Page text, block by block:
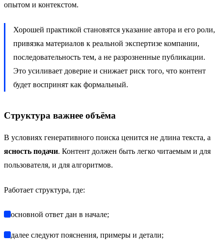
опытом и контекстом.
Хорошей практикой становятся указание автора и его роли,
привязка материалов к реальной экспертизе компании,
последовательность тем, а не разрозненные публикации.
Это усиливает доверие и снижает риск того, что контент
будет воспринят как формальный.
Структура важнее объёма
В условиях генеративного поиска ценится не длина текста, а
ясность подачи. Контент должен быть легко читаемым и для
пользователя, и для алгоритмов.
Работает структура, где:
основной ответ дан в начале;
далее следуют пояснения, примеры и детали;